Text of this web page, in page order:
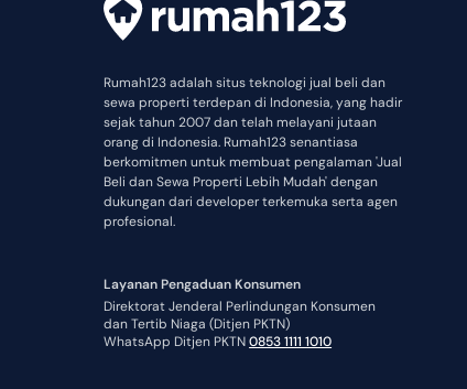
Rumah123 adalah situs teknologi jual beli dan
sewa properti terdepan di Indonesia, yang hadir
sejak tahun 2007 dan telah melayani jutaan
orang di Indonesia. Rumah123 senantiasa
berkomitmen untuk membuat pengalaman 'Jual
Beli dan Sewa Properti Lebih Mudah' dengan
dukungan dari developer terkemuka serta agen
profesional.
Layanan Pengaduan Konsumen
Direktorat Jenderal Perlindungan Konsumen
dan Tertib Niaga (Ditjen PKTN)
WhatsApp Ditjen PKTN0853 1111 1010